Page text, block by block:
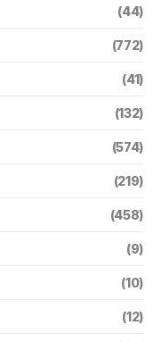
(44)
(772)
(41)
(132)
(574)
(219)
(458)
(9)
(10)
(12)